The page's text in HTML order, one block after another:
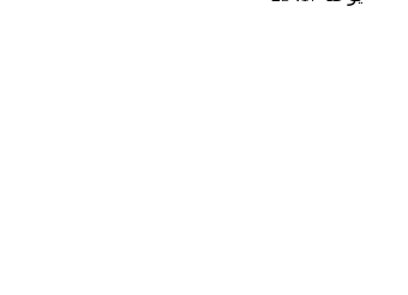
الجبل